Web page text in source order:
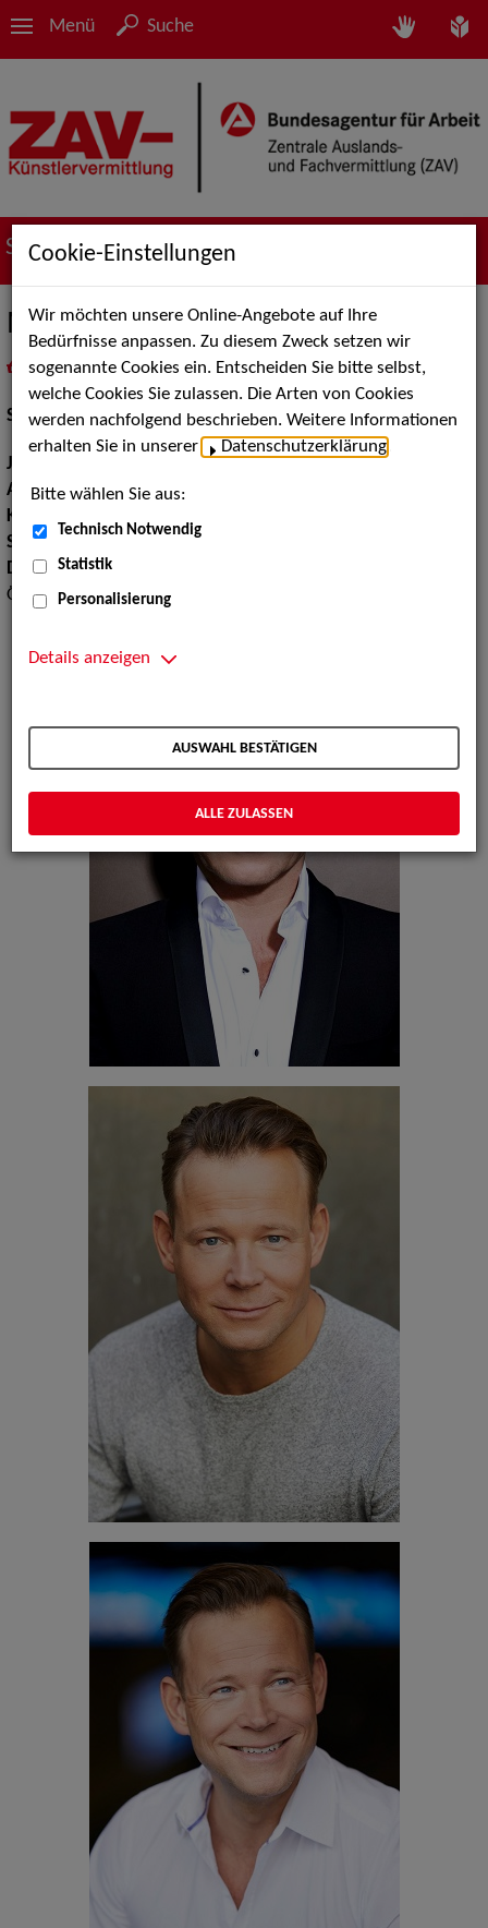
Menü Suche
Suche nach Künstler*innen
Mathias Schlung
als PDF speichern
inMeine Merklistelegen
Schauspiel:Film und TV
Jahrgang:
Augenfarbe:blau
Körpergröße:
Sprachen:
Dialekte:Bayerisch, Berlinerisch, Sächsisch, Wienerisch,
Österreichisch
Cookie-Einstellungen
Wir möchten unsere Online-Angebote auf Ihre
Bedürfnisse anpassen. Zu diesem Zweck setzen wir
sogenannte Cookies ein. Entscheiden Sie bitte selbst,
welche Cookies Sie zulassen. Die Arten von Cookies
werden nachfolgend beschrieben. Weitere Informationen
erhalten Sie in unserer
Datenschutzerklärung
Bitte wählen Sie aus:
Technisch Notwendig
Statistik
Personalisierung
Details anzeigen
AUSWAHL BESTÄTIGEN
ALLE ZULASSEN